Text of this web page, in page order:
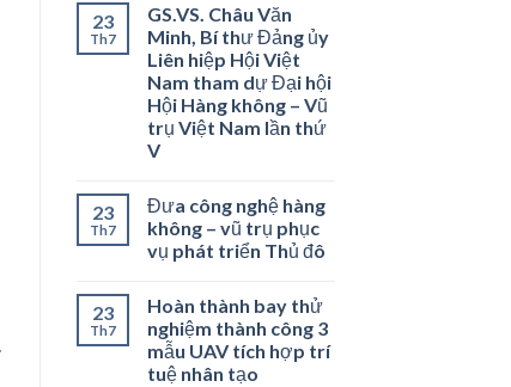
23
Th7
GS.VS. Châu Văn
Minh, Bí thư Đảng ủy
Liên hiệp Hội Việt
Nam tham dự Đại hội
Hội Hàng không – Vũ
trụ Việt Nam lần thứ
V
23
Th7
Đưa công nghệ hàng
không – vũ trụ phục
vụ phát triển Thủ đô
23
Th7
Hoàn thành bay thử
nghiệm thành công 3
mẫu UAV tích hợp trí
tuệ nhân tạo